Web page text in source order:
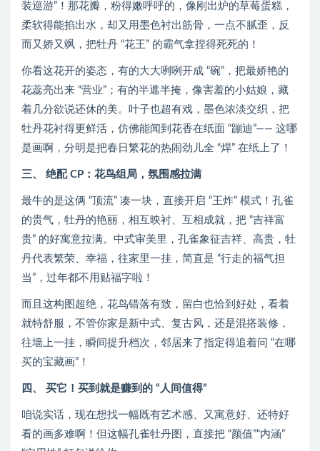
装巡游”！那花瓣，粉得嫩呼呼的，像刚出炉的草莓蛋糕，
柔软得能掐出水，却又用墨色衬出筋骨，一点不腻歪，反
而又娇又飒，把牡丹 “花王” 的霸气拿捏得死死的！
你看这花开的姿态，有的大大咧咧开成 “碗”，把最娇艳的
花蕊亮出来 “营业”；有的半遮半掩，像害羞的小姑娘，藏
着几分欲说还休的美。叶子也超有戏，墨色浓淡交织，把
牡丹花衬得更鲜活，仿佛能闻到花香在纸面 “蹦迪”—— 这哪
是画啊，分明是把春日繁花的热闹劲儿全 “焊” 在纸上了！
三、 绝配 CP：花鸟组局，氛围感拉满
最牛的是这俩 “顶流” 凑一块，直接开启 “王炸” 模式！孔雀
的贵气，牡丹的艳丽，相互映衬、互相成就，把 “吉祥富
贵” 的好寓意拉满。中式审美里，孔雀象征吉祥、高贵，牡
丹代表繁荣、幸福，往家里一挂，简直是 “行走的福气担
当”，过年都不用贴福字啦！
而且这构图超绝，花鸟错落有致，留白也恰到好处，看着
就特舒服，不管你家是新中式、复古风，还是混搭装修，
往墙上一挂，瞬间提升档次，邻居来了指定得追着问 “在哪
买的宝藏画”！
四、 买它！买到就是赚到的 “人间值得”
咱说实话，现在想找一幅既有艺术感、又寓意好、还特好
看的画多难啊！但这幅孔雀牡丹图，直接把 “颜值”“内涵”